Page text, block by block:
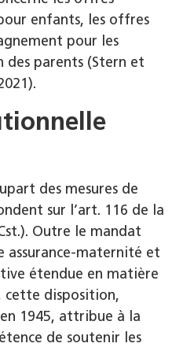
enfants, les offres
pour les
parents (Stern et
des mesures de
sur l’art. 116 de la
Outre le mandat
assurance-maternité et
étendue en matière
cette disposition,
1945, attribue à la
de soutenir les